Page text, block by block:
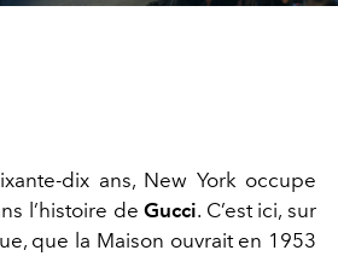
dix ans, New York occupe
l’histoire deGucci. C’est ici, sur
que la Maison ouvrait en 1953